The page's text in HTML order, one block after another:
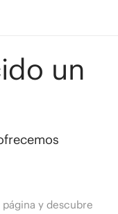
un
página y descubre